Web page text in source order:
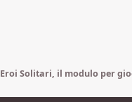
Eroi Solitari, il modulo per